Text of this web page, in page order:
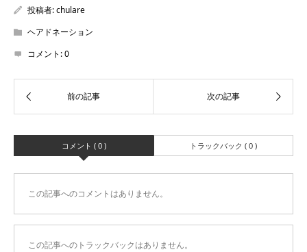
投稿者:chulare
ヘアドネーション
コメント:0
コメント ( 0 ) トラックバック ( 0 )
この記事へのコメントはありません。
この記事へのトラックバックはありません。